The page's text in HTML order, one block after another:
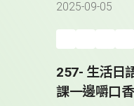
2025-09-05
257- 生活日
課一邊嚼口